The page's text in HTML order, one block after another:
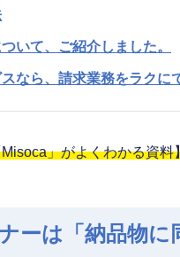
いて、ご紹介しました。
なら、請求業務をラクに
」がよくわかる資料
ーは「納品物に